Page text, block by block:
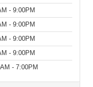
- 9:00PM
- 9:00PM
- 9:00PM
- 9:00PM
- 7:00PM